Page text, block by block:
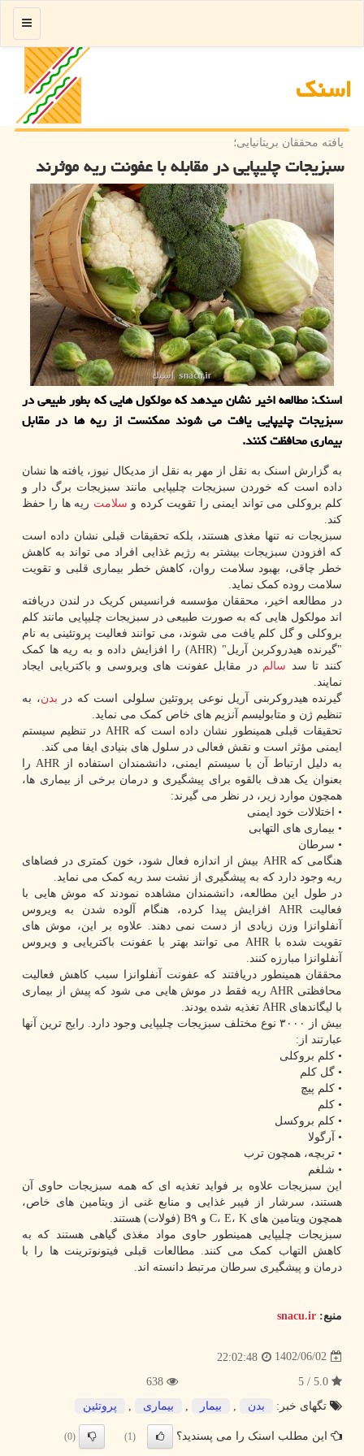
اسنك
منو
یافته محققان بریتانیایی؛
سبزیجات چلیپایی در مقابله با عفونت ریه موثرند
اسنک: مطالعه اخیر نشان میدهد که مولکول هایی که بطور طبیعی در
سبزیجات چلیپایی یافت می شوند ممکنست از ریه ها در مقابل
بیماری محافظت کنند.
به گزارش اسنک به نقل از مهر به نقل از مدیکال نیوز، یافته ها نشان
داده است که خوردن سبزیجات چلیپایی مانند سبزیجات برگ دار و
کلم بروکلی می تواند ایمنی را تقویت کرده و سلامت ریه ها را حفظ
کند.
سبزیجات نه تنها مغذی هستند، بلکه تحقیقات قبلی نشان داده است
که افزودن سبزیجات بیشتر به رژیم غذایی افراد می تواند به کاهش
خطر چاقی، بهبود سلامت روان، کاهش خطر بیماری قلبی و تقویت
سلامت روده کمک نماید.
در مطالعه اخیر، محققان مؤسسه فرانسیس کریک در لندن دریافته
اند مولکول هایی که به صورت طبیعی در سبزیجات چلیپایی مانند کلم
بروکلی و گل کلم یافت می شوند، می توانند فعالیت پروتئینی به نام
"گیرنده هیدروکربن آریل" (AHR) را افزایش داده و به ریه ها کمک
کنند تا سد سالم در مقابل عفونت های ویروسی و باکتریایی ایجاد
نمایند.
گیرنده هیدروکربنی آریل نوعی پروتئین سلولی است که در بدن، به
تنظیم ژن و متابولیسم آنزیم های خاص کمک می نماید.
تحقیقات قبلی همینطور نشان داده است که AHR در تنظیم سیستم
ایمنی مؤثر است و نقش فعالی در سلول های بنیادی ایفا می کند.
به دلیل ارتباط آن با سیستم ایمنی، دانشمندان استفاده از AHR را
بعنوان یک هدف بالقوه برای پیشگیری و درمان برخی از بیماری ها،
همچون موارد زیر، در نظر می گیرند:
• اختلالات خود ایمنی
• بیماری های التهابی
• سرطان
هنگامی که AHR بیش از اندازه فعال شود، خون کمتری در فضاهای
ریه وجود دارد که به پیشگیری از نشت سد ریه کمک می نماید.
در طول این مطالعه، دانشمندان مشاهده نمودند که موش هایی با
فعالیت AHR افزایش پیدا کرده، هنگام آلوده شدن به ویروس
آنفلوانزا وزن زیادی از دست نمی دهند. علاوه بر این، موش های
تقویت شده با AHR می توانند بهتر با عفونت باکتریایی و ویروس
آنفلوانزا مبارزه کنند.
محققان همینطور دریافتند که عفونت آنفلوانزا سبب کاهش فعالیت
محافظتی AHR ریه فقط در موش هایی می شود که پیش از بیماری
با لیگاندهای AHR تغذیه شده بودند.
بیش از ۳۰۰۰ نوع مختلف سبزیجات چلیپایی وجود دارد. رایج ترین آنها
عبارتند از:
• کلم بروکلی
• گل کلم
• کلم پیچ
• کلم
• کلم بروکسل
• آرگولا
• تربچه، همچون ترب
• شلغم
این سبزیجات علاوه بر فواید تغذیه ای که همه سبزیجات حاوی آن
هستند، سرشار از فیبر غذایی و منابع غنی از ویتامین های خاص،
همچون ویتامین های C، E، K و B۹ (فولات) هستند.
سبزیجات چلیپایی همینطور حاوی مواد مغذی گیاهی هستند که به
کاهش التهاب کمک می کنند. مطالعات قبلی فیتونوترینت ها را با
درمان و پیشگیری سرطان مرتبط دانسته اند.
منبع: snacu.ir
1402/06/02
22:02:48
تگهای خبر:
بدن , بیمار , بیماری , پروتئین
این مطلب اسنک را می پسندید؟ (1)
(0)